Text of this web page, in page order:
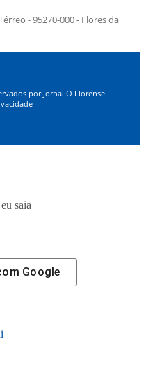
- 95270-000 - Flores da
por Jornal O Florense.
saia
Google